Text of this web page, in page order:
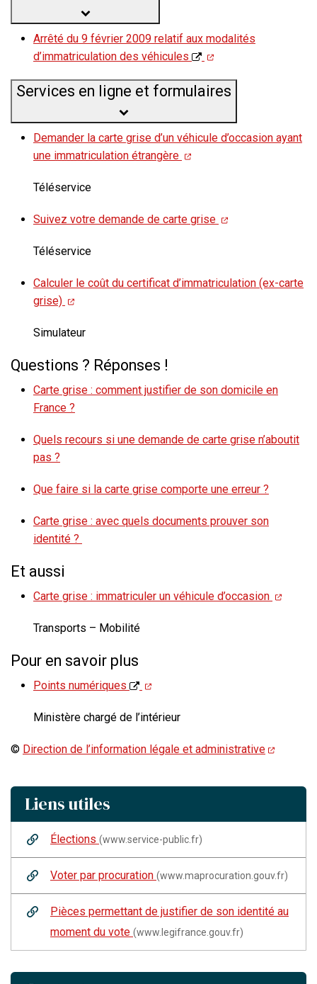
Arrêté du 9 février 2009 relatif aux modalités
d’immatriculation des véhicules
Services en ligne et formulaires
Demander la carte grise d’un véhicule d’occasion ayant
une immatriculation étrangère
Téléservice
Suivez votre demande de carte grise
Téléservice
Calculer le coût du certificat d’immatriculation (ex-carte
grise)
Simulateur
Questions ? Réponses !
Carte grise : comment justifier de son domicile en
France ?
Quels recours si une demande de carte grise n’aboutit
pas ?
Que faire si la carte grise comporte une erreur ?
Carte grise : avec quels documents prouver son
identité ?
Et aussi
Carte grise : immatriculer un véhicule d’occasion
Transports – Mobilité
Pour en savoir plus
Points numériques
Ministère chargé de l’intérieur
© Direction de l’information légale et administrative
Liens utiles
Élections (www.service-public.fr)
Voter par procuration (www.maprocuration.gouv.fr)
Pièces permettant de justifier de son identité au
moment du vote (www.legifrance.gouv.fr)